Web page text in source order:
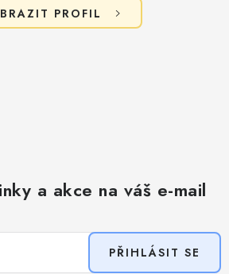
PROFIL
a akce na váš e-mail
PŘIHLÁSIT SE